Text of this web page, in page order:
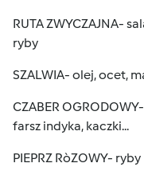
RUTA ZWYCZAJNA-
ryby
SZALWIA- olej, ocet,
CZABER
farsz indyka, kaczki...
PIEPRZ RòZOWY- ryby